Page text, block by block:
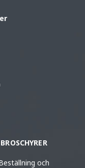
BROSCHYRER
och